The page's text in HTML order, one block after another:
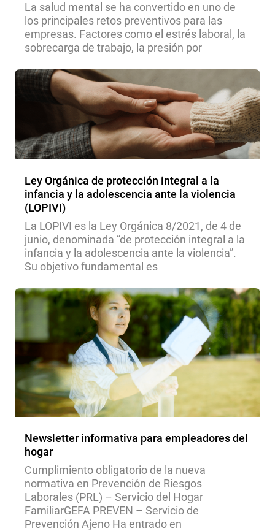
La salud mental se ha convertido en uno de
los principales retos preventivos para las
empresas. Factores como el estrés laboral, la
sobrecarga de trabajo, la presión por
Ley Orgánica de protección integral a la
infancia y la adolescencia ante la violencia
(LOPIVI)
La LOPIVI es la Ley Orgánica 8/2021, de 4 de
junio, denominada “de protección integral a la
infancia y la adolescencia ante la violencia”.
Su objetivo fundamental es
Newsletter informativa para empleadores del
hogar
Cumplimiento obligatorio de la nueva
normativa en Prevención de Riesgos
Laborales (PRL) – Servicio del Hogar
FamiliarGEFA PREVEN – Servicio de
Prevención Ajeno Ha entrado en